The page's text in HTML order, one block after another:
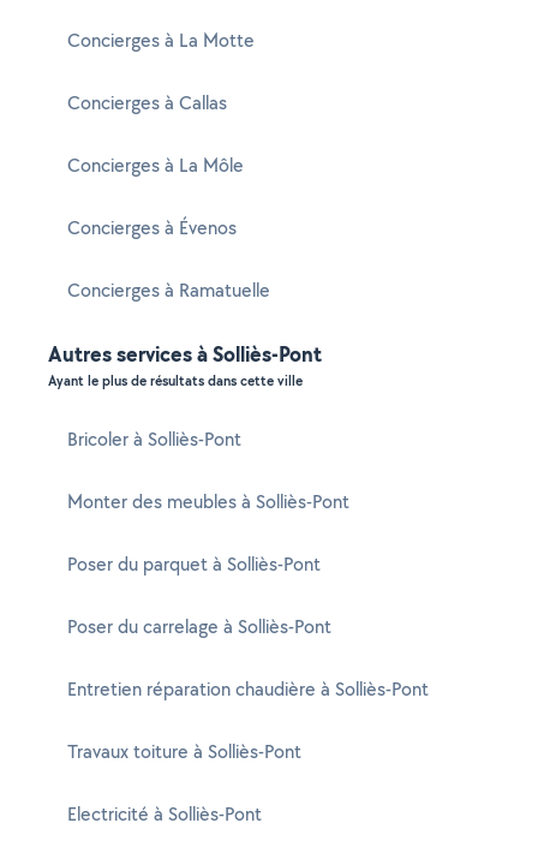
Concierges à La Motte
Concierges à Callas
Concierges à La Môle
Concierges à Évenos
Concierges à Ramatuelle
Autres services à Solliès-Pont
Ayant le plus de résultats dans cette ville
Bricoler à Solliès-Pont
Monter des meubles à Solliès-Pont
Poser du parquet à Solliès-Pont
Poser du carrelage à Solliès-Pont
Entretien réparation chaudière à Solliès-Pont
Travaux toiture à Solliès-Pont
Electricité à Solliès-Pont